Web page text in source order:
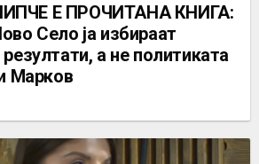
Е ПРОЧИТАНА КНИГА:
Село ја избираат
а не политиката
Марков